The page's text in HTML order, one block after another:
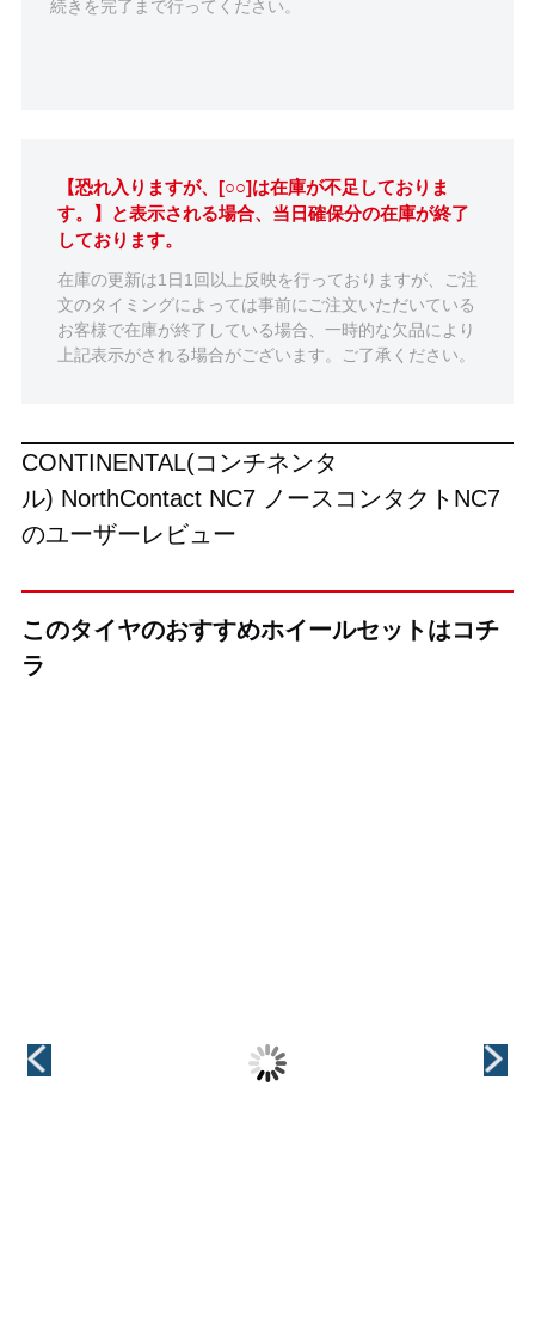
続きを完了まで行ってください。
【恐れ入りますが、[○○]は在庫が不足しておりま
す。】と表示される場合、当日確保分の在庫が終了
しております。
在庫の更新は1日1回以上反映を行っておりますが、ご注
文のタイミングによっては事前にご注文いただいている
お客様で在庫が終了している場合、一時的な欠品により
上記表示がされる場合がございます。ご了承ください。
CONTINENTAL(コンチネンタ
ル) NorthContact NC7 ノースコンタクトNC7
のユーザーレビュー
このタイヤのおすすめホイールセットはコチ
ラ